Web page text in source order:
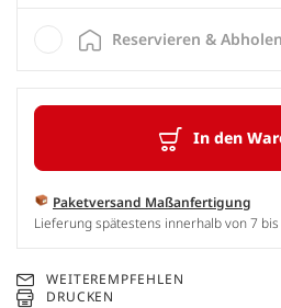
In den
Paketversand Maßanfertigung
Lieferung spätestens innerhalb von 7
Reservieren & Abholen
WEITEREMPFEHLEN
DRUCKEN